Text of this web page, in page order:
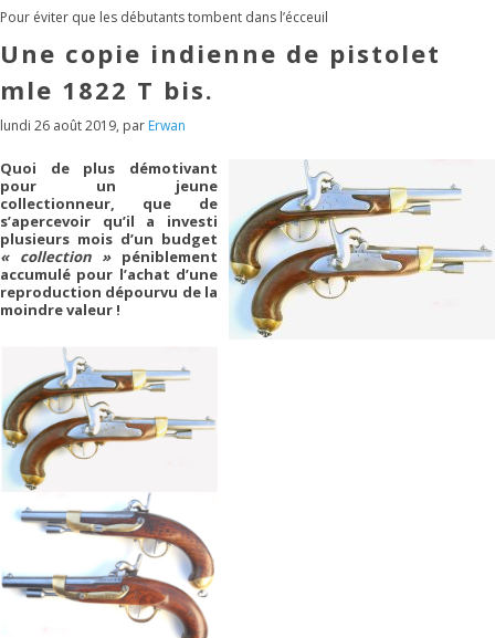
Pour éviter que les débutants tombent dans l’écceuil
Une copie indienne de pistolet
mle 1822 T bis.
lundi 26 août 2019, par Erwan
Quoi de plus démotivant
pour un jeune
collectionneur, que de
s’apercevoir qu’il a investi
plusieurs mois d’un budget
« collection »péniblement
accumulé pour l’achat d’une
reproduction dépourvu de la
moindre valeur !